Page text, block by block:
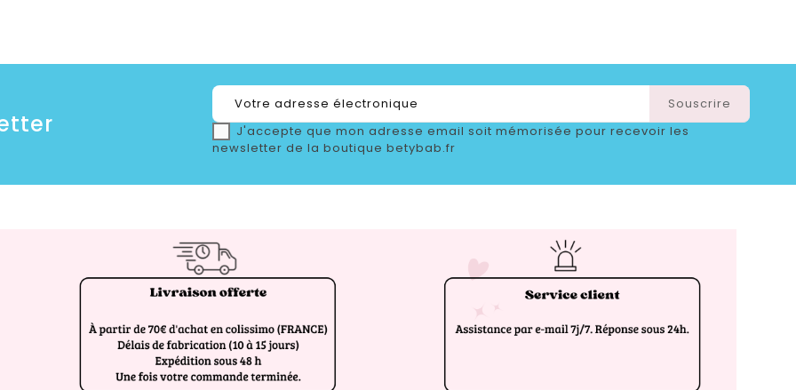
J'accepte que mon adresse email soit mémorisée pour recevoir les
newsletter de la boutique betybab.fr